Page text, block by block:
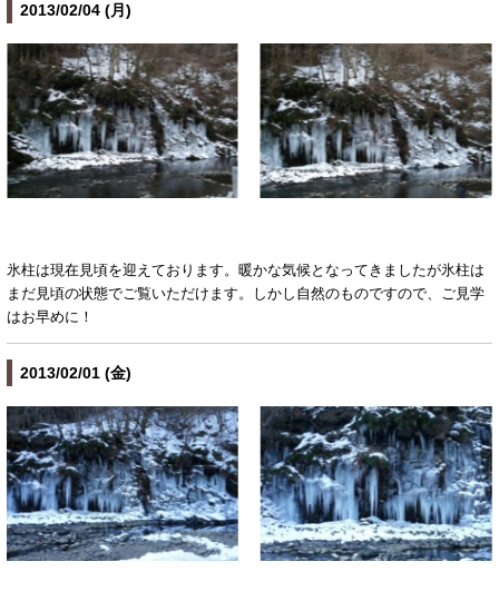
2013/02/04 (月)
氷柱は現在見頃を迎えております。暖かな気候となってきましたが氷柱は
まだ見頃の状態でご覧いただけます。しかし自然のものですので、ご見学
はお早めに！
2013/02/01 (金)